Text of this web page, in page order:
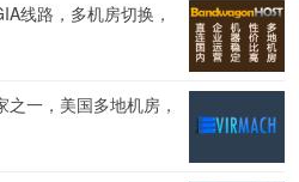
线路，多机房切换，
之一，美国多地机房，